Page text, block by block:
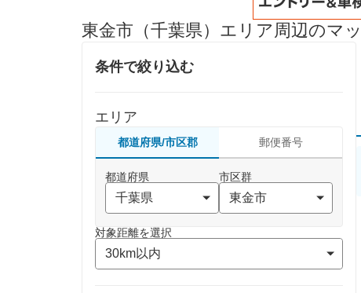
東金市（千葉県）エリア周辺のマ
条件で絞り込む
エリア
都道府県/市区郡 郵便番号
都道府県 市区群
対象距離を選択